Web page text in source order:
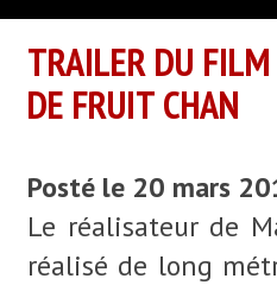
TRAILER DU
DE FRUIT CHAN
Posté le 20 mars
Le réalisateur de
réalisé de long